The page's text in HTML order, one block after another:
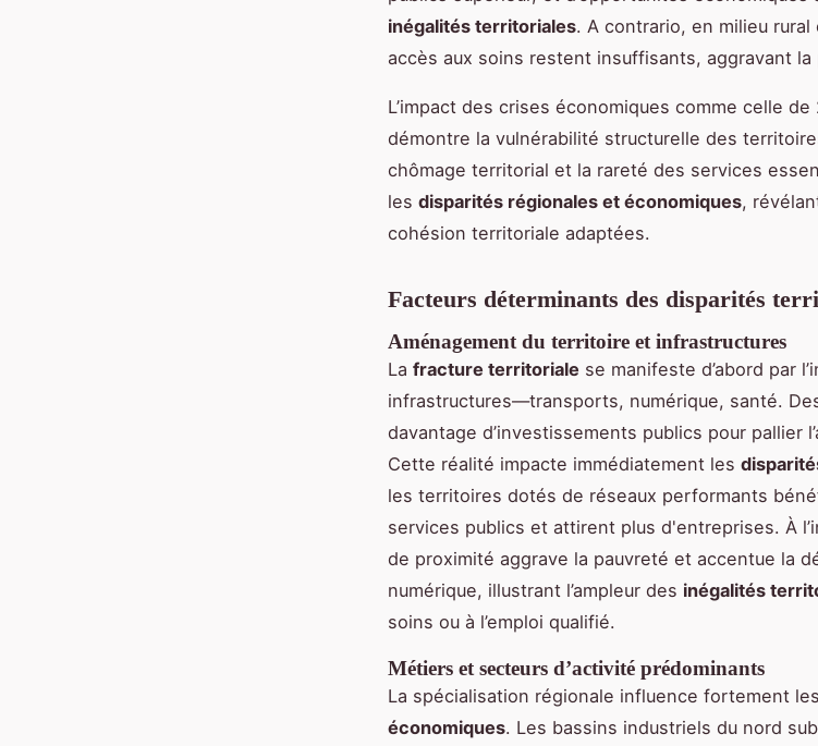
inégalités territoriales. A contrario, en milieu
accès aux soins restent insuffisants, aggravant la
L’impact des crises économiques comme celle
démontre la vulnérabilité structurelle des
chômage territorial et la rareté des services
les disparités régionales et économiques,
cohésion territoriale adaptées.
Facteurs déterminants des disparités
Aménagement du territoire et infrastructures
La fracture territoriale se manifeste d’abord par
infrastructures—transports, numérique, santé.
davantage d’investissements publics pour pallier
Cette réalité impacte immédiatement les
les territoires dotés de réseaux performants
services publics et attirent plus d'entreprises. À
de proximité aggrave la pauvreté et accentue la
numérique, illustrant l’ampleur des inégalités
soins ou à l’emploi qualifié.
Métiers et secteurs d’activité prédominants
La spécialisation régionale influence fortement les
économiques. Les bassins industriels du nord